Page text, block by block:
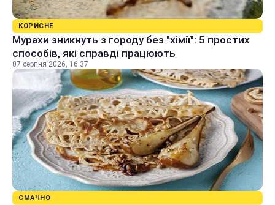
КОРИСНЕ
Мурахи зникнуть з городу без "хімії": 5 простих
способів, які справді працюють
07 серпня 2026, 16:37
СМАЧНО